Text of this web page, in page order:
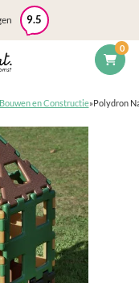
0
9.5
en Constructie»Polydron